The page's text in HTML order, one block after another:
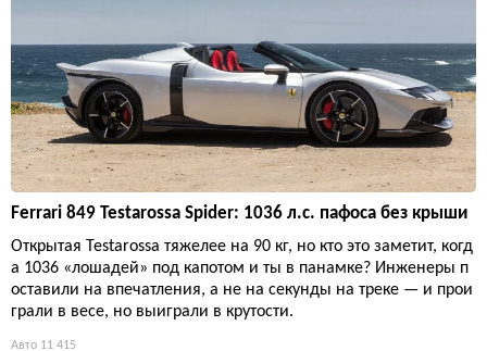
Ferrari 849 Testarossa Spider: 1036 л.с. пафоса без крыши
Открытая Testarossa тяжелее на 90 кг, но кто это заметит, когд
а 1036 «лошадей» под капотом и ты в панамке? Инженеры п
оставили на впечатления, а не на секунды на треке — и прои
грали в весе, но выиграли в крутости.
Авто 11 415